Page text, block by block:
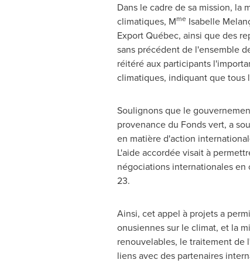
Dans le cadre de sa mission,
climatiques, MmeIsabelle
Export Québec, ainsi que des
sans précédent de l'ensemble
réitéré aux participants
climatiques, indiquant que tous
Soulignons que le
provenance du Fonds vert, a
en matière d'action
L'aide accordée visait à
négociations internationales en
23.
Ainsi, cet appel à projets a
onusiennes sur le climat, et la
renouvelables, le traitement de
liens avec des partenaires